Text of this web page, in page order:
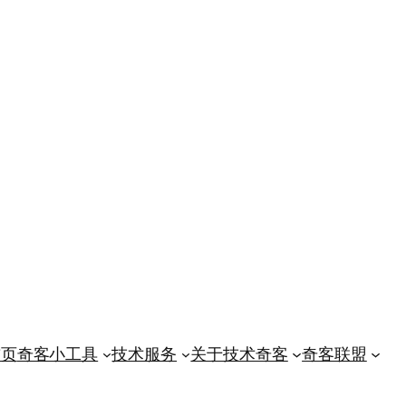
奇客小工具 技术服务 关于技术奇客 奇客联盟